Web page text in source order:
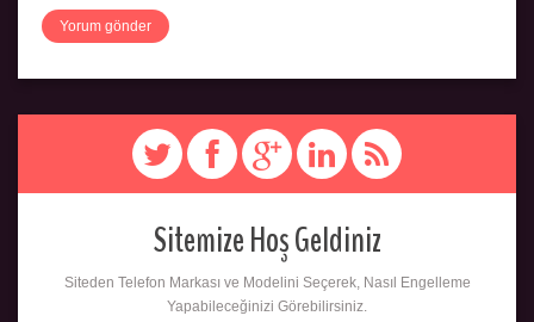
Sitemize Hoş Geldiniz
Siteden Telefon Markası ve Modelini Seçerek, Nasıl Engelleme
Yapabileceğinizi Görebilirsiniz.